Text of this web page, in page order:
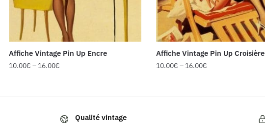
Affiche Vintage Pin Up Encre
10.00€ – 16.00€
Affiche Vintage Pin Up Croisière
10.00€ – 16.00€
Qualité vintage